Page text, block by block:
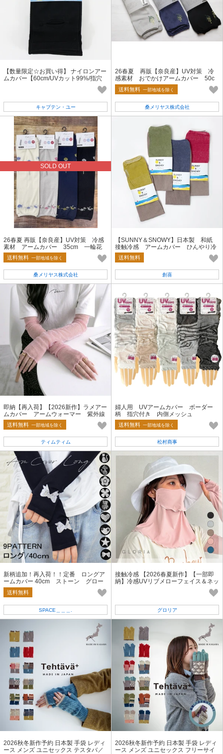
【数量限定☆お買い得】 ナイロンアー
ムカバー【60cm/UVカット99%/指穴
キャプテン・ユー
26春夏 再販【奈良産】UV対策 冷
感素材 おでかけアームカバー 50c
m ミモザ柄
送料無料 一部地域を除く
桑メリヤス株式会社
SOLD OUT
26春夏 再販【奈良産】UV対策 冷感
素材 アームカバー 35cm 一輪花
送料無料 一部地域を除く
桑メリヤス株式会社
【SUNNY＆SNOWY】日本製 和紙
接触冷感 アームカバー ひんやり冷
感 紫外線対策 バイカラー
送料無料
創喜
即納【再入荷】【2026新作】ラメアー
ムカバー アームウォーマー 紫外線
対策 グリッター シアー 夏小物
送料無料 一部地域を除く
ティムティム
婦人用 UVアームカバー ボーダー
柄 指穴付き 内側メッシュ
送料無料 一部地域を除く
松村商事
新柄追加！再入荷！！定番 ロングア
ームカバー 40cm ストーン グロー
ブ キラキラ 日除け手袋
送料無料
SPACE＿＿＿.
接触冷感 【2026春夏新作】【一部即
納】冷感UVリブメローフェイス＆ネッ
グロリア
2026秋冬新作予約 日本製 手袋 レディ
ース メンズ ユニセックス テスタバ／
2026秋冬新作予約 日本製 手袋 レディ
ース メンズ ユニセックス フリーサイ